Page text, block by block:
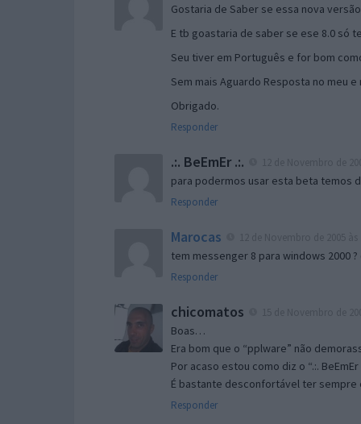
Gostaria de Saber se essa nova
E tb goastaria de saber se ese 8.0 só
Seu tiver em Português e for bom
Sem mais Aguardo Resposta no meu e
Obrigado.
Responder
.:. BeEmEr .:.
para podermos usar esta beta temos
Responder
Marocas
tem messenger 8 para windows 2000
Responder
chicomatos
Boas…
Era bom que o “pplware” não
Por acaso estou como diz o “.:.
É bastante desconfortável ter sempre
Responder